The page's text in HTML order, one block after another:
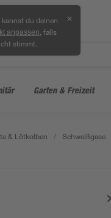
kannst du deinen
anpassen , falls
stimmt.
✕
Garten & Freizeit
& Lötkolben / Schweißgase